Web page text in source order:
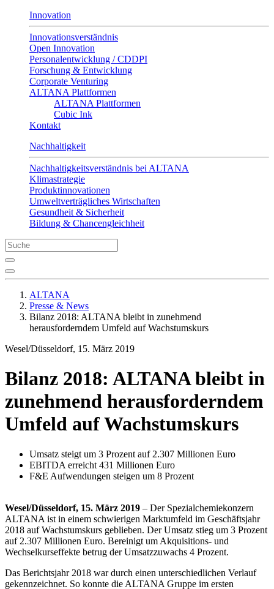
Innovation
Innovationsverständnis
Open Innovation
Personalentwicklung / CDDPI
Forschung & Entwicklung
Corporate Venturing
ALTANA Plattformen
ALTANA Plattformen
Cubic Ink
Kontakt
Nachhaltigkeit
Nachhaltigkeitsverständnis bei ALTANA
Klimastrategie
Produktinnovationen
Umweltverträgliches Wirtschaften
Gesundheit & Sicherheit
Bildung & Chancengleichheit
ALTANA
Presse & News
Bilanz 2018: ALTANA bleibt in zunehmend
herausforderndem Umfeld auf Wachstumskurs
Wesel/Düsseldorf, 15. März 2019
Bilanz 2018: ALTANA bleibt in
zunehmend herausforderndem
Umfeld auf Wachstumskurs
Umsatz steigt um 3 Prozent auf 2.307 Millionen Euro
EBITDA erreicht 431 Millionen Euro
F&E Aufwendungen steigen um 8 Prozent
Wesel/Düsseldorf, 15. März 2019 – Der Spezialchemiekonzern
ALTANA ist in einem schwierigen Marktumfeld im Geschäftsjahr
2018 auf Wachstumskurs geblieben. Der Umsatz stieg um 3 Prozent
auf 2.307 Millionen Euro. Bereinigt um Akquisitions- und
Wechselkurseffekte betrug der Umsatzzuwachs 4 Prozent.
Das Berichtsjahr 2018 war durch einen unterschiedlichen Verlauf
gekennzeichnet. So konnte die ALTANA Gruppe im ersten